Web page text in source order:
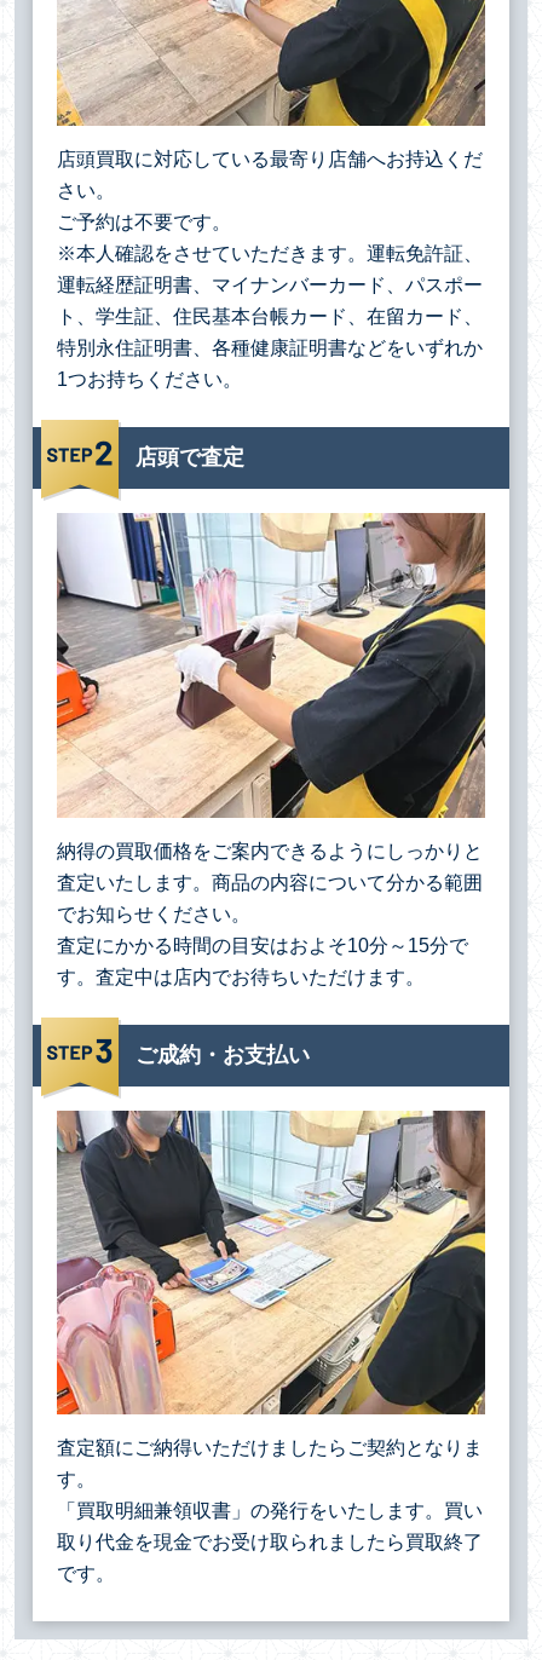
店頭買取に対応している最寄り店舗へお持込くだ
さい。
ご予約は不要です。
※本人確認をさせていただきます。運転免許証、
運転経歴証明書、マイナンバーカード、パスポー
ト、学生証、住民基本台帳カード、在留カード、
特別永住証明書、各種健康証明書などをいずれか
1つお持ちください。
店頭で査定
納得の買取価格をご案内できるようにしっかりと
査定いたします。商品の内容について分かる範囲
でお知らせください。
査定にかかる時間の目安はおよそ10分～15分で
す。査定中は店内でお待ちいただけます。
ご成約・お支払い
査定額にご納得いただけましたらご契約となりま
す。
「買取明細兼領収書」の発行をいたします。買い
取り代金を現金でお受け取られましたら買取終了
です。